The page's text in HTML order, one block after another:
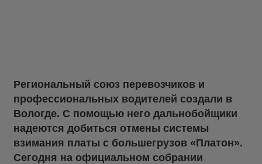
Региональный союз перевозчиков и
профессиональных водителей создали в
Вологде. С помощью него дальнобойщики
надеются добиться отмены системы
взимания платы с большегрузов «Платон».
Сегодня на официальном собрании